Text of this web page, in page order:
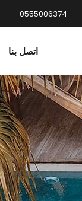
0555006374
اتصل بنا